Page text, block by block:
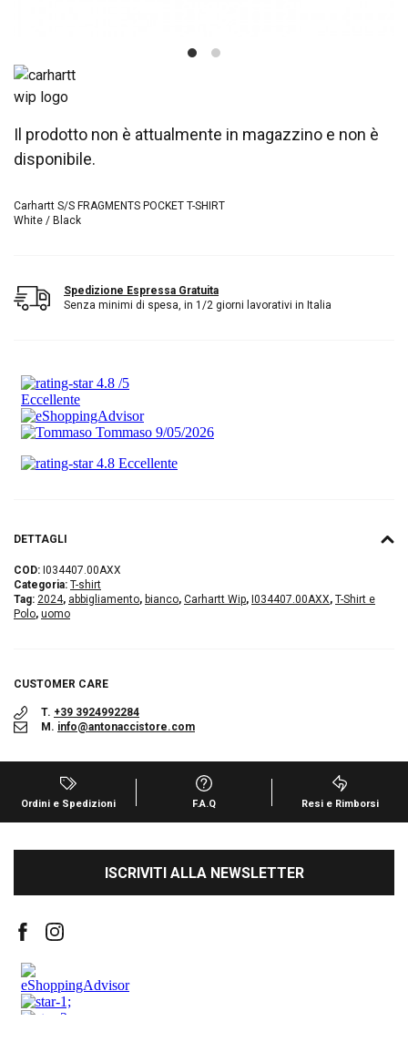
Il prodotto non è attualmente in magazzino e non è
disponibile.
Carhartt S/S FRAGMENTS POCKET T-SHIRT
White / Black
Spedizione Espressa Gratuita
Senza minimi di spesa, in 1/2 giorni lavorativi in Italia
DETTAGLI
COD: I034407.00AXX
Categoria: T-shirt
Tag: 2024, abbigliamento, bianco, Carhartt Wip, I034407.00AXX, T-Shirt e
Polo, uomo
CUSTOMER CARE
T. +39 3924992284
M. info@antonaccistore.com
Ordini e Spedizioni F.A.Q Resi e Rimborsi
ISCRIVITI ALLA NEWSLETTER